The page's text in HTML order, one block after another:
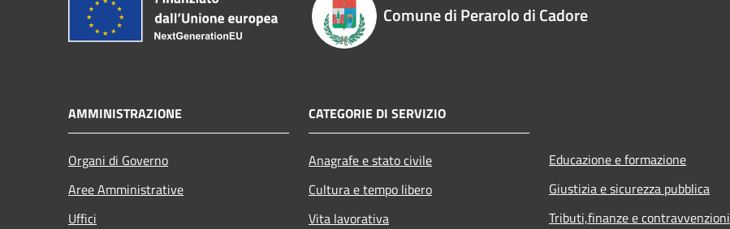
Comune di Perarolo di Cadore
AMMINISTRAZIONE
Organi di Governo
Aree Amministrative
Uffici
CATEGORIE DI SERVIZIO
Anagrafe e stato civile
Cultura e tempo libero
Vita lavorativa
Educazione e formazione
Giustizia e sicurezza pubblica
Tributi,finanze e contravvenzioni